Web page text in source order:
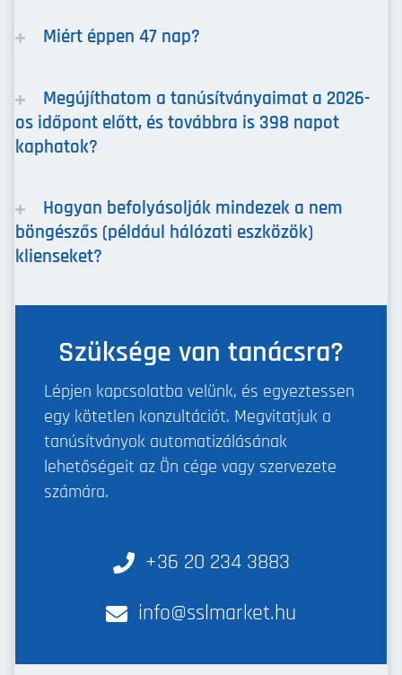
Miért éppen 47 nap?
Megújíthatom a tanúsítványaimat a 2026-
os időpont előtt, és továbbra is 398 napot
kaphatok?
Hogyan befolyásolják mindezek a nem
böngészős (például hálózati eszközök)
klienseket?
Szüksége van tanácsra?
Lépjen kapcsolatba velünk, és egyeztessen
egy kötetlen konzultációt. Megvitatjuk a
tanúsítványok automatizálásának
lehetőségeit az Ön cége vagy szervezete
számára.
+36 20 234 3883
info@sslmarket.hu